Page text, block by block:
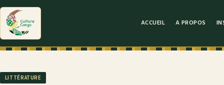
ACCUEIL A PROPOS
LITTÉRATURE